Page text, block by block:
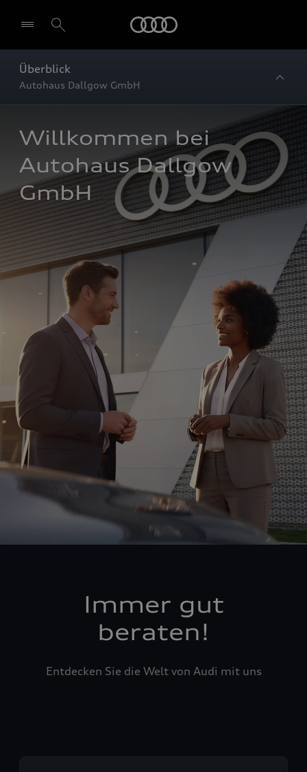
Überblick
Autohaus Dallgow GmbH
Willkommen bei
Autohaus Dallgow
GmbH
Immer gut
beraten!
Entdecken Sie die Welt von Audi mit uns